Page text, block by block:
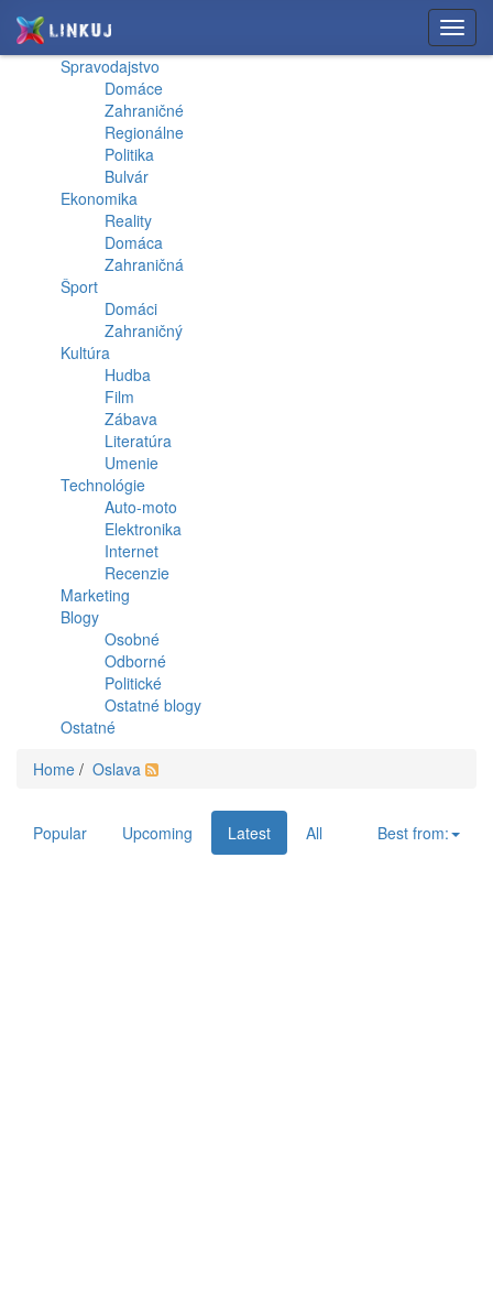
Spravodajstvo
Domáce
Zahraničné
Regionálne
Politika
Bulvár
Ekonomika
Reality
Domáca
Zahraničná
Šport
Domáci
Zahraničný
Kultúra
Hudba
Film
Zábava
Literatúra
Umenie
Technológie
Auto-moto
Elektronika
Internet
Recenzie
Marketing
Blogy
Osobné
Odborné
Politické
Ostatné blogy
Ostatné
Home / Oslava
Popular Upcoming Latest All Best from: